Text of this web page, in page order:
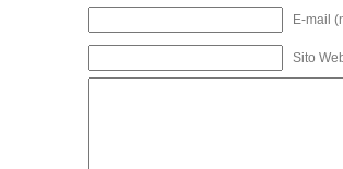
E-mail
Sito